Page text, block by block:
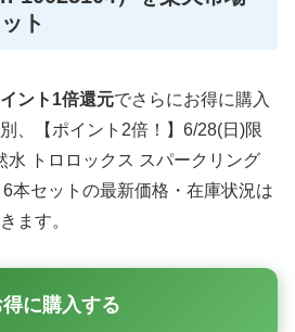
ト
ント1倍還元でさらにお得に購入
、【ポイント2倍！】6/28(日)限
水 トロロックス スパークリング
本セットの最新価格・在庫状況は
ます。
得に購入する